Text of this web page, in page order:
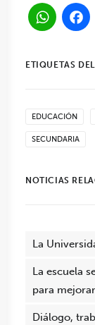
ETIQUETAS
EDUCACIÓN
SECUNDARIA
NOTICIAS
La
La escuela
para
Diálogo,